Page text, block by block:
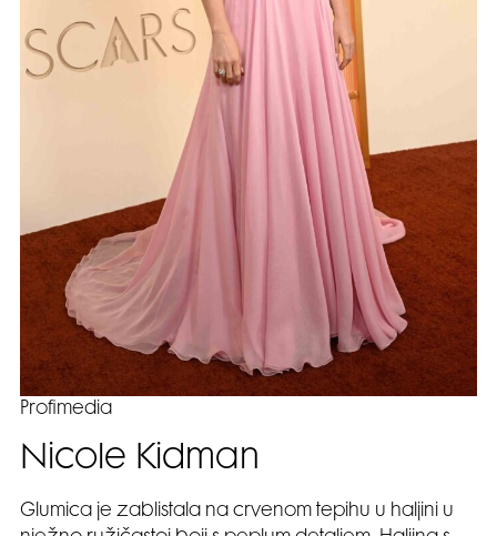
Profimedia
Nicole Kidman
Glumica je zablistala na crvenom tepihu u haljini u